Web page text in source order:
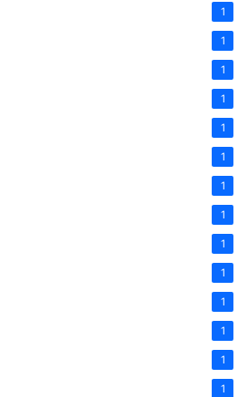
1
1
1
1
1
1
1
1
1
1
1
1
1
1